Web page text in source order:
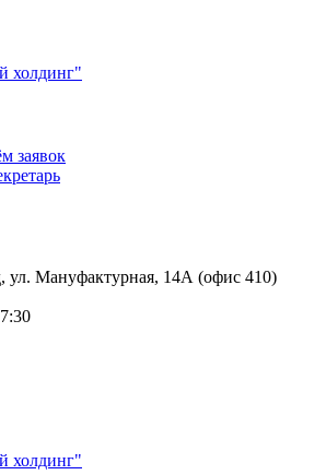
заявок
Мануфактурная, 14А (офис 410)